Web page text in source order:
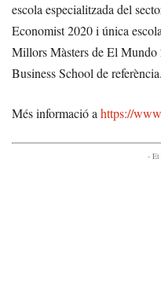
escola especialitzada del
Economist 2020 i única
Millors Màsters de El Mundo
Business School de referència.
Més informació ahttps://
- Et